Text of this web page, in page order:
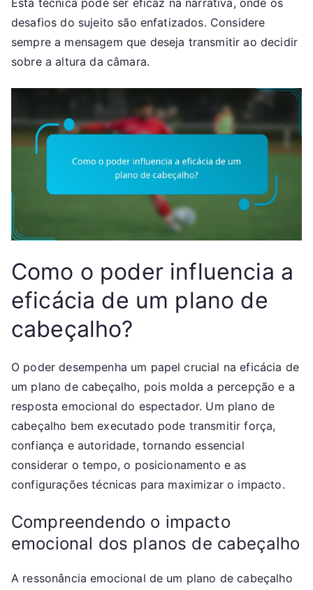
Esta técnica pode ser eficaz na narrativa, onde os
desafios do sujeito são enfatizados. Considere
sempre a mensagem que deseja transmitir ao decidir
sobre a altura da câmara.
Como o poder influencia a
eficácia de um plano de
cabeçalho?
O poder desempenha um papel crucial na eficácia de
um plano de cabeçalho, pois molda a percepção e a
resposta emocional do espectador. Um plano de
cabeçalho bem executado pode transmitir força,
confiança e autoridade, tornando essencial
considerar o tempo, o posicionamento e as
configurações técnicas para maximizar o impacto.
Compreendendo o impacto
emocional dos planos de cabeçalho
A ressonância emocional de um plano de cabeçalho